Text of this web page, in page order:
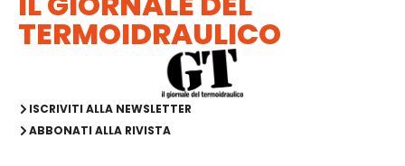
TERMOIDRAULICO
ISCRIVITI ALLA NEWSLETTER
ABBONATI ALLA RIVISTA